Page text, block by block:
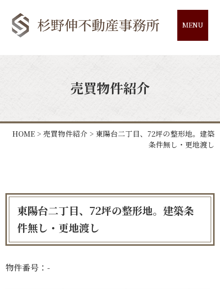
MENU
売買物件紹介
HOME> 売買物件紹介> 東陽台二丁目、72坪の整形地。建築
条件無し・更地渡し
東陽台二丁目、72坪の整形地。建築条
件無し・更地渡し
物件番号：-